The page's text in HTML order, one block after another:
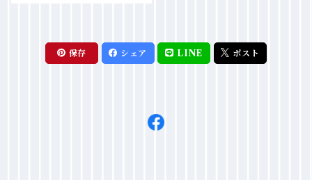
保存 シェア LINE ポスト